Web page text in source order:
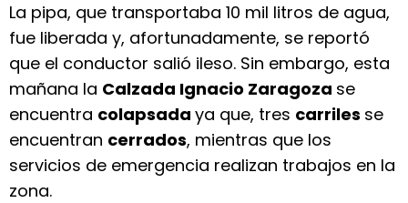
La pipa, que transportaba 10 mil litros de agua,
fue liberada y, afortunadamente, se reportó
que el conductor salió ileso. Sin embargo, esta
mañana la Calzada Ignacio Zaragoza se
encuentra colapsada ya que, tres carriles se
encuentran cerrados, mientras que los
servicios de emergencia realizan trabajos en la
zona.